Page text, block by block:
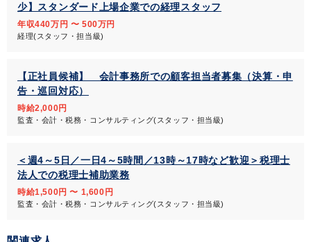
少】スタンダード上場企業での経理スタッフ
年収440万円 〜 500万円
経理(スタッフ・担当級)
【正社員候補】 会計事務所での顧客担当者募集（決算・申
告・巡回対応）
時給2,000円
監査・会計・税務・コンサルティング(スタッフ・担当級)
＜週4～5日／一日4～5時間／13時～17時など歓迎＞税理士
法人での税理士補助業務
時給1,500円 〜 1,600円
監査・会計・税務・コンサルティング(スタッフ・担当級)